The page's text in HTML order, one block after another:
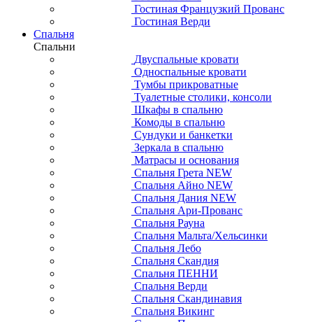
Гостиная Французкий Прованс
Гостиная Верди
Спальня
Спальни
Двуспальные кровати
Односпальные кровати
Тумбы прикроватные
Туалетные столики, консоли
Шкафы в спальню
Комоды в спальню
Сундуки и банкетки
Зеркала в спальню
Матрасы и основания
Спальня Грета NEW
Спальня Айно NEW
Спальня Дания NEW
Спальня Ари-Прованс
Спальня Рауна
Спальня Мальта/Хельсинки
Спальня Лебо
Спальня Скандия
Спальня ПЕННИ
Спальня Верди
Спальня Скандинавия
Спальня Викинг